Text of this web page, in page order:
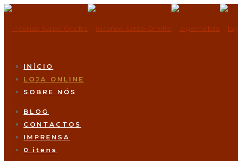
INÍCIO
LOJA ONLINE
SOBRE NÓS
BLOG
CONTACTOS
IMPRENSA
0 itens